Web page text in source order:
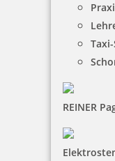
REINER